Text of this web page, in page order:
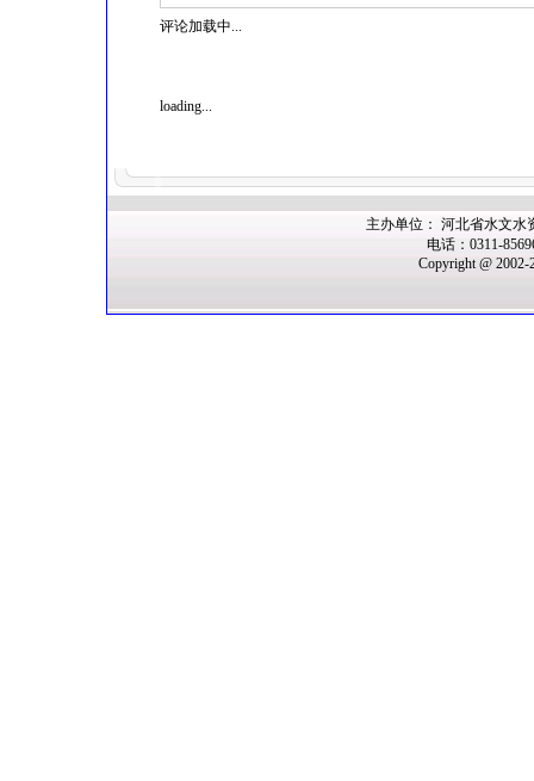
评论加载中...
loading...
主办单位： 河北省水文水
电话：0311-
Copyright @ 2002-